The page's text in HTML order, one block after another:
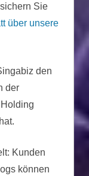
Sie
über unsere
den
der
Kunden
können